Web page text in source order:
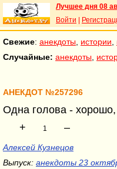
Лучшее дня 08
Войти
Свежие: анекдоты истории
Случайные: анекдоты
АНЕКДОТ №257296
Одна голова -
+
1 –
Алексей Кузнецов
Выпуск: анекдоты 23